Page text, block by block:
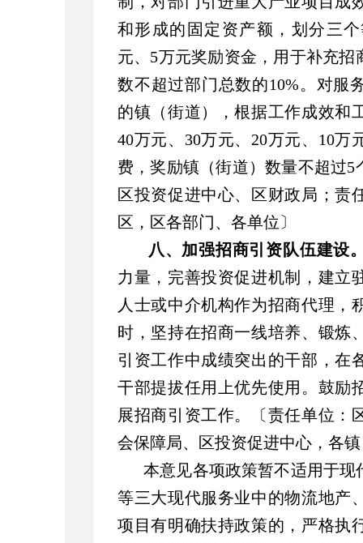
和形成的固定资产额，划分三
元、5万元奖励资金，用于补充
数不超过部门总数的10%。对服
的镇（街道），根据工作成效和
40万元、30万元、20万元、10万
费，奖励镇（街道）数量不超过
区投资促进中心、区财政局；责
区，区各部门、各单位〕
八、加强招商引资队伍建设
力量，完善投资促进机制，建立
人士或中介机构作为招商代理，
时，坚持在招商一线培养、锻炼
引资工作中成绩突出的干部，在
干部提拔任用上优先使用。鼓励
展招商引资工作。〔责任单位：
会保障局、区投资促进中心，各
本意见各项政策暂不适用于
等三大现代服务业中的物流地产
项目有明确扶持政策的，严格执